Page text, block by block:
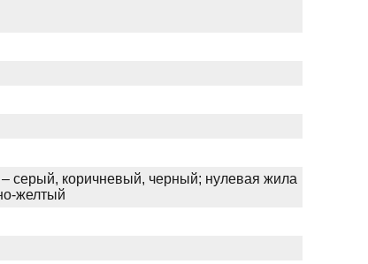
серый, коричневый, черный; нулевая жила
желтый